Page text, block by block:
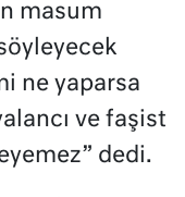
masum
ne yaparsa
ve faşist
dedi.